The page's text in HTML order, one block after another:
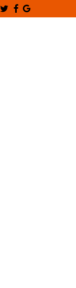
TwitterFacebook
Google-
Plus